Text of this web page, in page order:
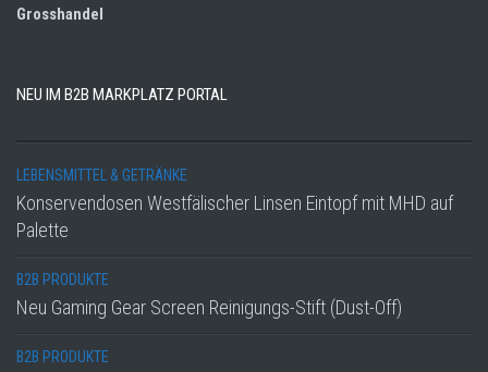
Grosshandel
NEU IM B2B MARKPLATZ PORTAL
LEBENSMITTEL & GETRÄNKE
Konservendosen Westfälischer Linsen Eintopf mit MHD auf
Palette
B2B PRODUKTE
Neu Gaming Gear Screen Reinigungs-Stift (Dust-Off)
B2B PRODUKTE